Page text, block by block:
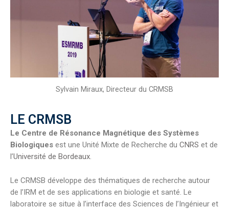
Sylvain Miraux, Directeur du CRMSB
LE CRMSB
Le Centre de Résonance Magnétique des Systèmes
Biologiques est une Unité Mixte de Recherche du CNRS et de
l’Université de Bordeaux.
Le CRMSB développe des thématiques de recherche autour
de l’IRM et de ses applications en biologie et santé. Le
laboratoire se situe à l’interface des Sciences de l’Ingénieur et